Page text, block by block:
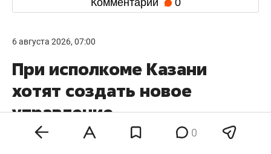
6 августа 2026, 07:00
При исполкоме Казани
хотят создать новое
управление
0